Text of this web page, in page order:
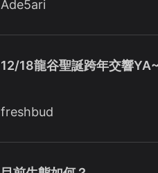
Ade5ari
12/18龍谷聖誕跨年交響
freshbud